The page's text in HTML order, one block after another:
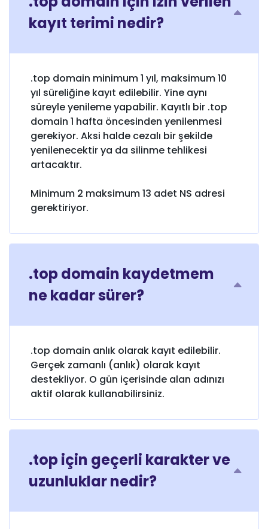
kayıt terimi nedir?
.top domain minimum 1 yıl, maksimum 10
yıl süreliğine kayıt edilebilir. Yine aynı
süreyle yenileme yapabilir. Kayıtlı bir .top
domain 1 hafta öncesinden yenilenmesi
gerekiyor. Aksi halde cezalı bir şekilde
yenilenecektir ya da silinme tehlikesi
artacaktır.
Minimum 2 maksimum 13 adet NS adresi
gerektiriyor.
.top domain kaydetmem
ne kadar sürer?
.top domain anlık olarak kayıt edilebilir.
Gerçek zamanlı (anlık) olarak kayıt
destekliyor. O gün içerisinde alan adınızı
aktif olarak kullanabilirsiniz.
.top için geçerli karakter ve
uzunluklar nedir?